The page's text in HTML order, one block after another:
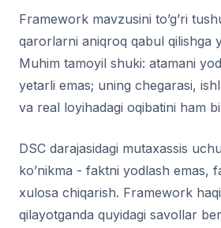
Framework mavzusini to’g’ri
qarorlarni aniqroq qabul qilishga
Muhim tamoyil shuki: atamani
yetarli emas; uning chegarasi,
va real loyihadagi oqibatini ham
DSC darajasidagi mutaxassis
ko’nikma - faktni yodlash emas,
xulosa chiqarish. Framework
qilayotganda quyidagi savollar